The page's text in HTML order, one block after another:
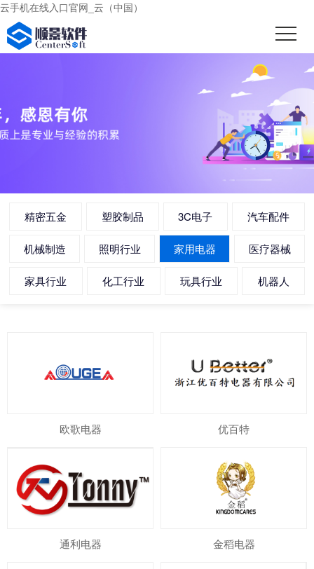
云手机在线入口官网_云（中国）
精密五金 塑胶制品 3C电子 汽车配件
机械制造 照明行业 家用电器 医疗器械
家具行业 化工行业 玩具行业 机器人
欧歌电器 优百特
通利电器 金稻电器